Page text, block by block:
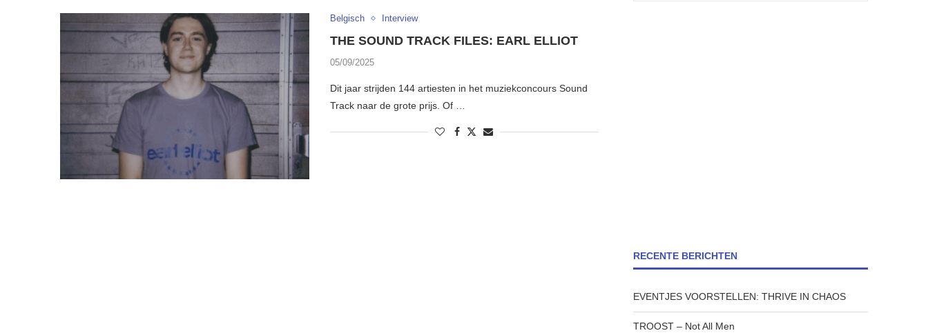
Belgisch Interview
THE SOUND TRACK FILES: EARL ELLIOT
05/09/2025
Dit jaar strijden 144 artiesten in het muziekconcours Sound
Track naar de grote prijs. Of …
RECENTE BERICHTEN
EVENTJES VOORSTELLEN: THRIVE IN CHAOS
TROOST – Not All Men